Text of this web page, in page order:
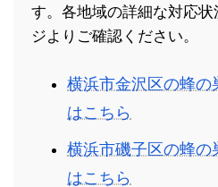
す。各地域の詳細な対応
ジよりご確認ください。
横浜市金沢区の蜂の
はこちら
横浜市磯子区の蜂の
はこちら